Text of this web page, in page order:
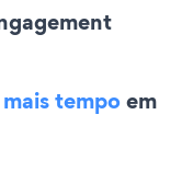
tempoem